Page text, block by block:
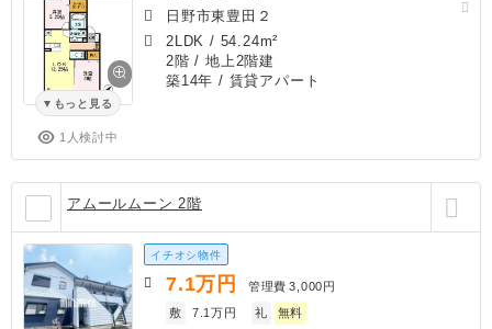
もっと見る
1人検討中
日野市東豊田２
2LDK / 54.24m²
2階 / 地上2階建
築14年 / 賃貸アパート
アムールムーン 2階
イチオシ物件
7.1万円 管理費 3,000円
敷
7.1万円 礼 無料